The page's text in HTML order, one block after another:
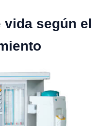
vida según el